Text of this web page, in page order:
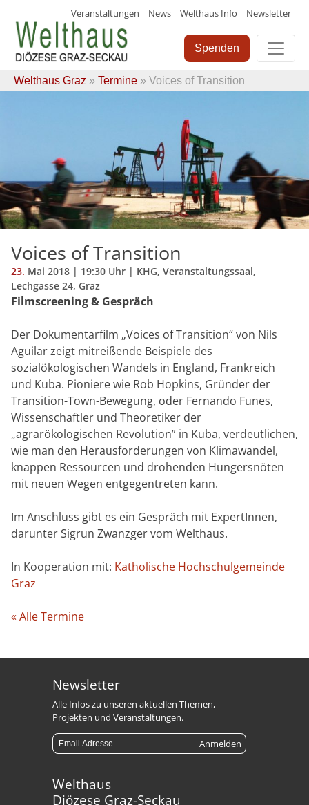
Skip
content
Veranstaltungen News Welthaus Info Newsletter
Spenden
Welthaus Graz » Termine » Voices of Transition
Voices of Transition
23. Mai 2018 | 19:30 Uhr | KHG, Veranstaltungssaal,
Lechgasse 24, Graz
Filmscreening & Gespräch
Der Dokumentarfilm „Voices of Transition“ von Nils
Aguilar zeigt mitreißende Beispiele des
sozialökologischen Wandels in England, Frankreich
und Kuba. Pioniere wie Rob Hopkins, Gründer der
Transition-Town-Bewegung, oder Fernando Funes,
Wissenschaftler und Theoretiker der
„agrarökologischen Revolution” in Kuba, verdeutlichen,
wie man den Herausforderungen von Klimawandel,
knappen Ressourcen und drohenden Hungersnöten
mit neuen Wegen entgegentreten kann.
Im Anschluss gibt es ein Gespräch mit ExpertInnen,
darunter Sigrun Zwanzger vom Welthaus.
In Kooperation mit: Katholische Hochschulgemeinde
Graz
« Alle Termine
Newsletter
Alle Infos zu unseren aktuellen Themen,
Projekten und Veranstaltungen.
Welthaus
Diözese Graz-Seckau